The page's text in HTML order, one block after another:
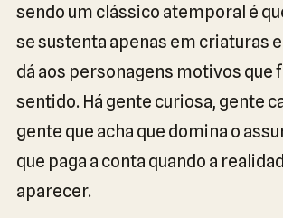
sendo um clássico atemporal é
se sustenta apenas em criaturas
dá aos personagens motivos que
sentido. Há gente curiosa, gente
gente que acha que domina o
que paga a conta quando a
aparecer.